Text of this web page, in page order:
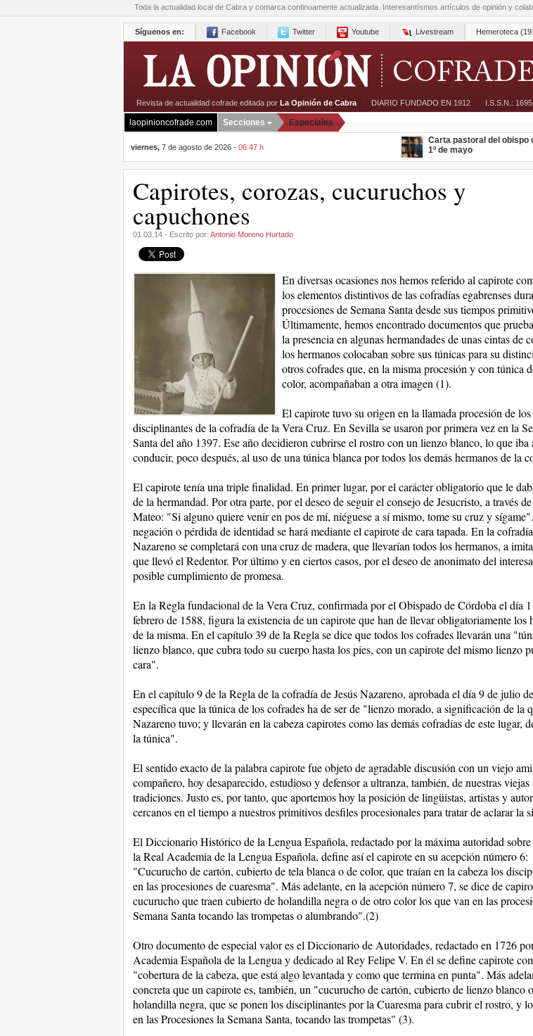
Toda la actualidad local de Cabra y comarca continuamente actualizada. Interesantísmos artículos de opinión y
Síguenos en: Facebook Twitter Youtube Livestream Hemeroteca
Revista de actualidad cofrade editada por La Opinión de Cabra | DIARIO FUNDADO EN 1912 | I.S.S.N.:
laopinioncofrade.com Secciones Especiales
viernes,7 de agosto de 2026 - 06:47 h
Carta pastoral del obispo
1º de mayo
Capirotes, corozas, cucuruchos y
capuchones
01.03.14 - Escrito por: Antonio Moreno Hurtado
En diversas ocasiones nos hemos referido al capirote
los elementos distintivos de las cofradías egabrenses
procesiones de Semana Santa desde sus tiempos
Últimamente, hemos encontrado documentos que
la presencia en algunas hermandades de unas cintas de
los hermanos colocaban sobre sus túnicas para su
otros cofrades que, en la misma procesión y con túnica
color, acompañaban a otra imagen (1).
El capirote tuvo su origen en la llamada procesión de los
disciplinantes de la cofradía de la Vera Cruz. En Sevilla se usaron por primera vez en la
Santa del año 1397. Ese año decidieron cubrirse el rostro con un lienzo blanco, lo que iba
conducir, poco después, al uso de una túnica blanca por todos los demás hermanos de la
El capirote tenía una triple finalidad. En primer lugar, por el carácter obligato­rio que le
de la hermandad. Por otra parte, por el deseo de seguir el consejo de Jesucristo, a través
Mateo: "Si alguno quiere venir en pos de mí, niéguese a sí mismo, tome su cruz y
negación o pérdida de identidad se hará mediante el capirote de cara tapada. En la
Nazareno se completará con una cruz de madera, que llevarían todos los hermanos, a
que llevó el Redentor. Por último y en ciertos casos, por el deseo de anonimato del
posible cumplimiento de promesa.
En la Regla fundacional de la Vera Cruz, confirmada por el Obispado de Córdoba el día
febrero de 1588, figura la existencia de un capirote que han de llevar obligatoriamente los
de la misma. En el capítulo 39 de la Regla se dice que todos los cofrades llevarán una
lienzo blanco, que cubra todo su cuerpo hasta los pies, con un capirote del mismo lienzo
cara".
En el capítulo 9 de la Regla de la cofradía de Jesús Nazareno, aprobada el día 9 de julio
específica que la túnica de los cofrades ha de ser de "lienzo morado, a significación de la
Nazareno tuvo; y llevarán en la cabeza capirotes como las demás cofradías de este lugar,
la túnica".
El sentido exacto de la palabra capirote fue objeto de agradable discusión con un viejo
compañero, hoy desaparecido, estudioso y defensor a ultranza, también, de nuestras viejas
tradiciones. Justo es, por tanto, que aportemos hoy la posición de lingüistas, artistas y
cercanos en el tiempo a nuestros primitivos desfiles procesionales para tratar de aclarar la
El Diccionario Histórico de la Lengua Española, redactado por la máxima autoridad sobre
la Real Academia de la Lengua Española, define así el capirote en su acepción número 6:
"Cucurucho de cartón, cubierto de tela blanca o de color, que traían en la cabeza los
en las procesiones de cuaresma". Más adelante, en la acepción número 7, se dice de
cucurucho que traen cubierto de holandilla negra o de otro color los que van en las
Semana Santa tocando las trompetas o alumbrando".(2)
Otro documento de especial valor es el Diccionario de Autoridades, redactado en 1726
Academia Española de la Lengua y dedicado al Rey Felipe V. En él se define capirote
"cobertura de la cabeza, que está algo levantada y como que termina en punta". Más
concreta que un capirote es, también, un "cucurucho de cartón, cubierto de lienzo blanco
holandilla negra, que se ponen los disciplinantes por la Cuaresma para cubrir el rostro, y
en las Procesiones la Semana Santa, tocando las trompetas" (3).